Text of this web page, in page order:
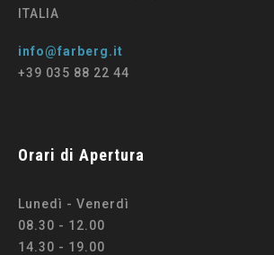
ITALIA
info@farberg.it
+39 035 88 22 44
Orari di Apertura
Lunedì - Venerdì
08.30 - 12.00
14.30 - 19.00